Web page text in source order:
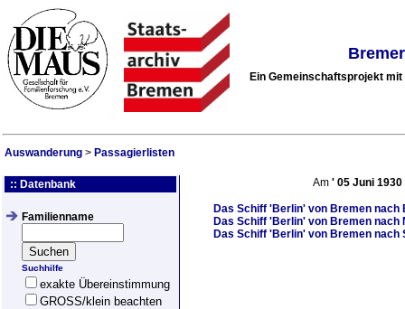
Ein Gemeinschaftsprojekt
Auswanderung > Passagierlisten
:: Datenbank
Familienname
Suchhilfe
exakte Übereinstimmung
GROSS/klein beachten
Am ' 05 Juni 1930
Das Schiff 'Berlin'von Bremen nach
Das Schiff 'Berlin'von Bremen nach
Das Schiff 'Berlin'von Bremen nach